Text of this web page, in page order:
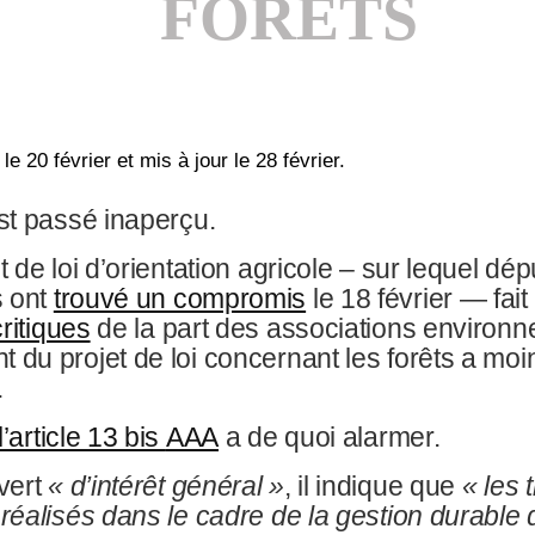
FORÊTS
20 février et mis à jour le 28 février.
passé inaperçu.
de loi d’orientation agricole – sur lequel
ont trouvé un compromis le 18 février — fait
de la part des associations
du projet de loi concernant les forêts a
13 bis AAAa de quoi alarmer.
« d’intérêt général », il indique que « les
dans le cadre de la gestion durable